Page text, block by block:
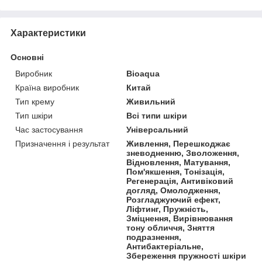
Характеристики
Основні
Виробник
Bioaqua
Країна виробник
Китай
Тип крему
Живильний
Тип шкіри
Всі типи шкіри
Час застосування
Універсальний
Призначення і результат
Живлення, Перешкоджає
зневодненню, Зволоження,
Відновлення, Матування,
Пом'якшення, Тонізація,
Регенерація, Антивіковий
догляд, Омолодження,
Розгладжуючий ефект,
Ліфтинг, Пружність,
Зміцнення, Вирівнювання
тону обличчя, Зняття
подразнення,
Антибактеріальне,
Збереження пружності шкіри